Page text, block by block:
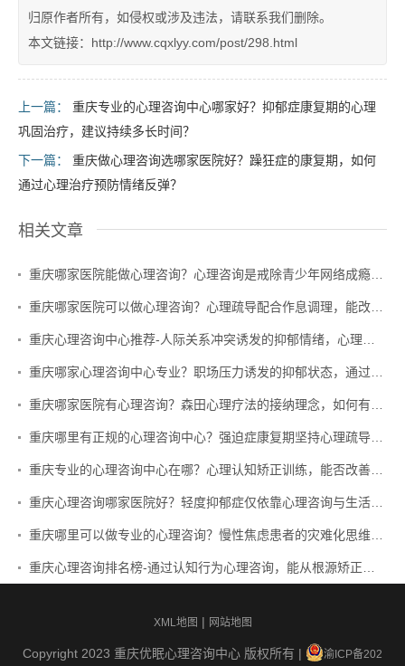
归原作者所有，如侵权或涉及违法，请联系我们删除。
本文链接：http://www.cqxlyy.com/post/298.html
上一篇：
重庆专业的心理咨询中心哪家好？抑郁症康复期的心理
巩固治疗，建议持续多长时间？
下一篇：
重庆做心理咨询选哪家医院好？躁狂症的康复期，如何
通过心理治疗预防情绪反弹？
相关文章
XML地图 | 网站地图
Copyright 2023 重庆优眠心理咨询中心 版权所有 | 渝ICP备202